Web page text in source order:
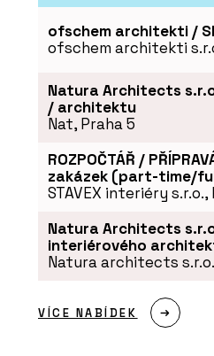
PRODUKTY
Pergamenka:
holešovického
ofschem architekti /
ofschem architekti
Natura Architects
/ architektu
Nat, Praha 5
ROZPOČTÁŘ /
zakázek (part-time/
STAVEX interiéry s.r.o.,
Natura Architects
interiérového
Natura architects
VÍCE NABÍDEK